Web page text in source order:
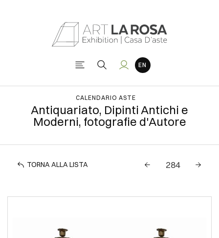
CALENDARIO ASTE
Antiquariato, Dipinti Antichi e
Moderni, fotografie d'Autore
TORNA ALLA LISTA